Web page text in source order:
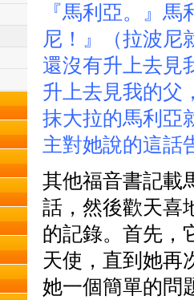
『馬利亞。』
尼！』（拉波尼
還沒有升上去見
升上去見我的父
抹大拉的馬利亞
主對她說的這話
其他福音書記載
話，然後歡天喜
的記錄。首先，
天使，直到她再
她一個簡單的問